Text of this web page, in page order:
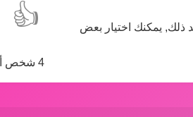
👍
4 شخص أعجبهم هذه اللعبة، انضم إليهم!
ذلك, يمكنك اختيار بعض